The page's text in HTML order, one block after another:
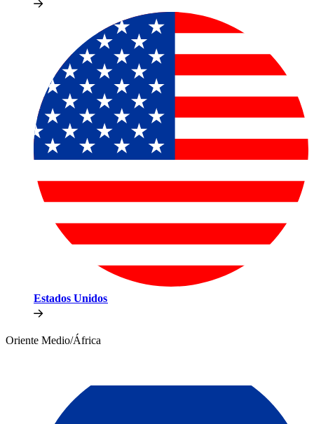
Estados Unidos​​
Oriente Medio/África​​